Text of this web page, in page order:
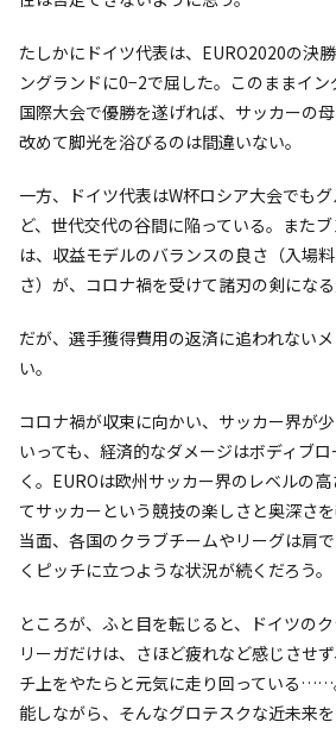
たしかにドイツ代表は、EURO2020の決
ングランドに0−2で屈した。このままイ
国際大会で優勝を遂げれば、サッカーの
改めて脚光を浴びるのは間違いない。
一方、ドイツ代表はW杯ロシア大会でも
ど、世代交代の谷間に陥っている。また
は、収益モデルのバランスの良さ（入場
さ）が、コロナ禍を受けて諸刃の剣になる
だが、選手獲得費用の返済に追われない
い。
コロナ禍が収束に向かい、サッカー界が
いっても、経済的なダメージはボディブ
く。EUROは欧州サッカー界のレベルの
てサッカーという競技の楽しさと奥深さを
当面、各国のクラブチームやリーグは肩
くピッチに立つような状況が続くだろう。
ところが、ふと目を転じると、ドイツの
リーガだけは、さほど疲れなど感じさせ
チ上をやたらと元気に走り回っている
能しながら、そんなグロテスクな近未来を